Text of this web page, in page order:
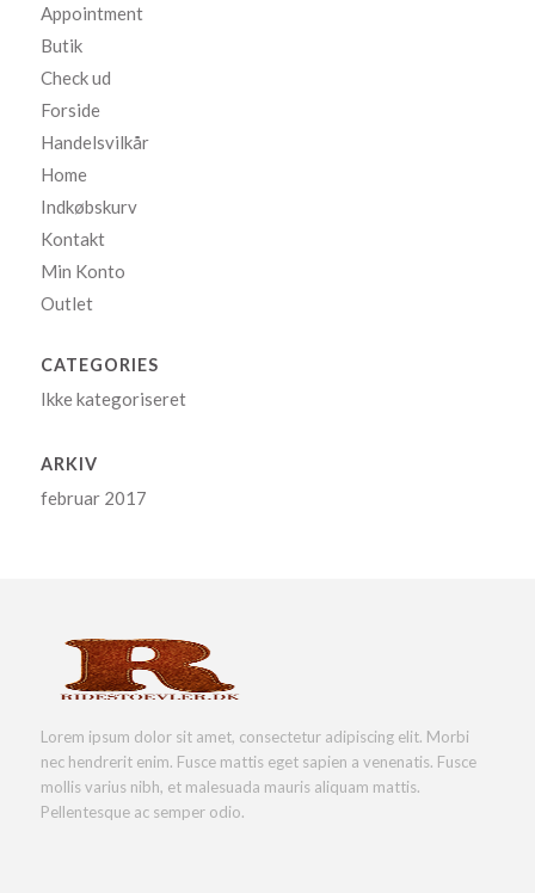
Appointment
Butik
Check ud
Forside
Handelsvilkår
Home
Indkøbskurv
Kontakt
Min Konto
Outlet
CATEGORIES
Ikke kategoriseret
ARKIV
februar 2017
Lorem ipsum dolor sit amet, consectetur adipiscing elit. Morbi
nec hendrerit enim. Fusce mattis eget sapien a venenatis. Fusce
mollis varius nibh, et malesuada mauris aliquam mattis.
Pellentesque ac semper odio.